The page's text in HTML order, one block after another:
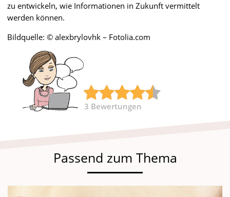
zu entwickeln, wie Informationen in Zukunft vermittelt
werden können.
Bildquelle: © alexbrylovhk – Fotolia.com
3 Bewertungen
Passend zum Thema